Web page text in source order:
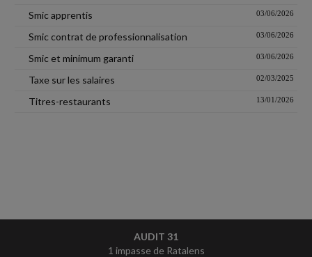
Smic apprentis 03/06/2026
Smic contrat de professionnalisation 03/06/2026
Smic et minimum garanti 03/06/2026
Taxe sur les salaires 02/03/2025
Titres-restaurants 13/01/2026
AUDIT 31
1 impasse de Ratalens